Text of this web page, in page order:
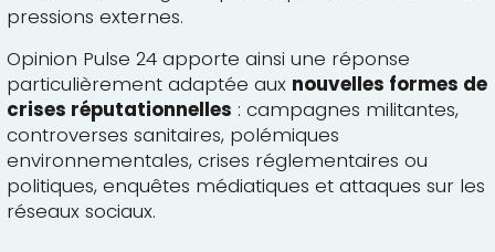
pressions externes.
Opinion Pulse 24 apporte ainsi une réponse
particulièrement adaptée aux nouvelles formes de
crises réputationnelles : campagnes militantes,
controverses sanitaires, polémiques
environnementales, crises réglementaires ou
politiques, enquêtes médiatiques et attaques sur les
réseaux sociaux.